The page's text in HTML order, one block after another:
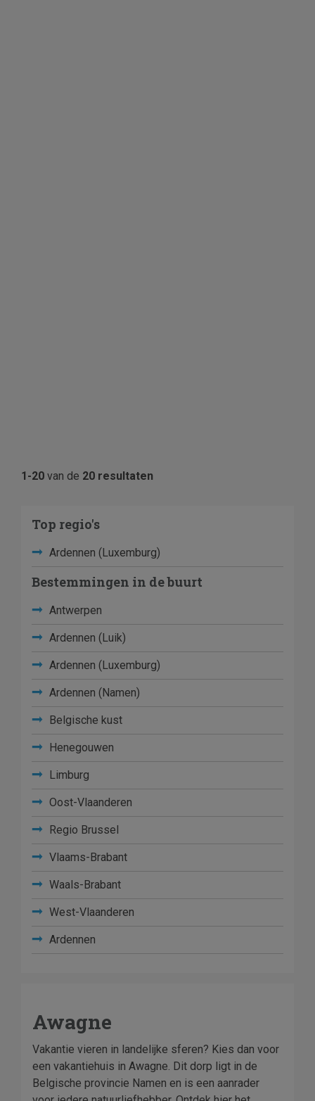
1-20 van de 20 resultaten
Top regio's
Ardennen (Luxemburg)
Bestemmingen in de buurt
Antwerpen
Ardennen (Luik)
Ardennen (Luxemburg)
Ardennen (Namen)
Belgische kust
Henegouwen
Limburg
Oost-Vlaanderen
Regio Brussel
Vlaams-Brabant
Waals-Brabant
West-Vlaanderen
Ardennen
Awagne
Vakantie vieren in landelijke sferen? Kies dan voor
een vakantiehuis in Awagne. Dit dorp ligt in de
Belgische provincie Namen en is een aanrader